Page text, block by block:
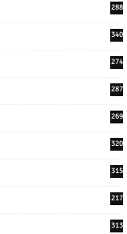
288
340
274
287
269
320
315
217
313